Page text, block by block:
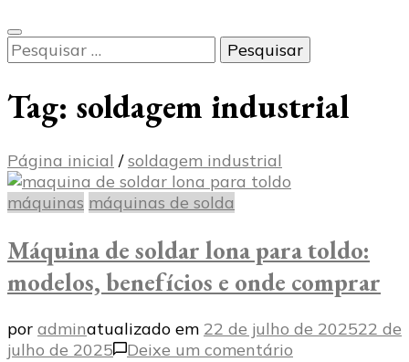
Pesquisar
por:
Tag: soldagem industrial
Página inicial / soldagem industrial
máquinas máquinas de solda
Máquina de soldar lona para toldo:
modelos, benefícios e onde comprar
por adminatualizado em 22 de julho de 202522 de
julho de 2025
Deixe um comentário